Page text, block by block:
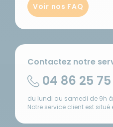
Voir nos FAQ
Contactez notre
04 86 25
du lundi au samedi de 9h à
Notre service client est situé